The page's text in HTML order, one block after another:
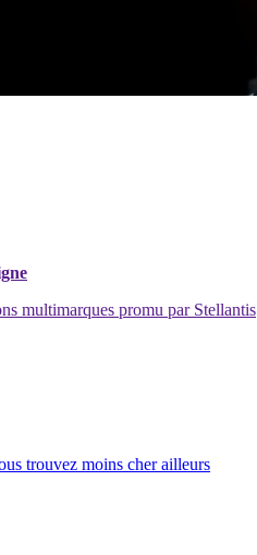
multimarques promu par Stellantis
trouvez moins cher ailleurs